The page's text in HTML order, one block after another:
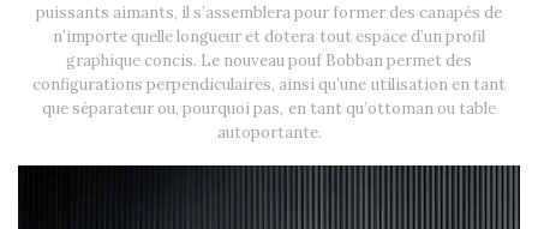
puissants aimants, il s’assemblera pour former des canapés de
n’importe quelle longueur et dotera tout espace d’un profil
graphique concis. Le nouveau pouf Bobban permet des
configurations perpendiculaires, ainsi qu’une utilisation en tant
que séparateur ou, pourquoi pas, en tant qu’ottoman ou table
autoportante.